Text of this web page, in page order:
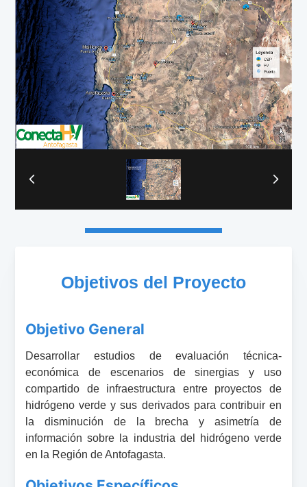
Objetivos del Proyecto
Objetivo General
Desarrollar estudios de evaluación técnica-
económica de escenarios de sinergias y uso
compartido de infraestructura entre proyectos de
hidrógeno verde y sus derivados para contribuir en
la disminución de la brecha y asimetría de
información sobre la industria del hidrógeno verde
en la Región de Antofagasta.